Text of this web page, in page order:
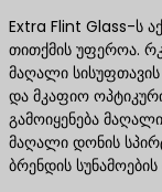
Extra Flint Glass-ს
თითქმის უფეროა.
მაღალი
და მკაფიო
გამოიყენება
მაღალი დონის
ბრენდის